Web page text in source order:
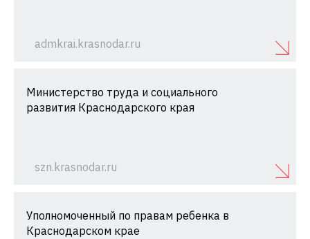
admkrai.krasnodar.ru
Министерство труда и социального
развития Краснодарского края
szn.krasnodar.ru
Уполномоченный по правам ребенка в
Краснодарском крае